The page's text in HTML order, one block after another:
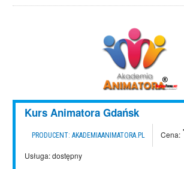
Kurs Animatora Gdańsk
PRODUCENT: AKADEMIAANIMATORA.PL Cena:
Usługa:dostępny